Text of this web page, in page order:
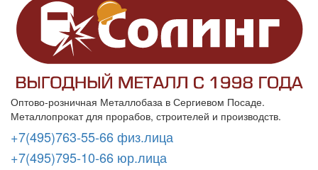
Оптово-розничная Металлобаза в Сергиевом Посаде.
Металлопрокат для прорабов, строителей и производств.
+7(495)763-55-66 физ.лица
+7(495)795-10-66 юр.лица